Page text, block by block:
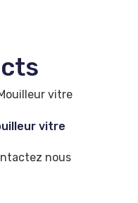
vitre
nous